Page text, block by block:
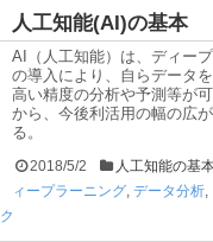
人工知能(AI)の基本
AI（人工知能）は、ディー
の導入により、自らデータを
高い精度の分析や予測等が
から、今後利活用の幅の広
る。
2018/5/2 人工知能の基
ィープラーニング データ分析